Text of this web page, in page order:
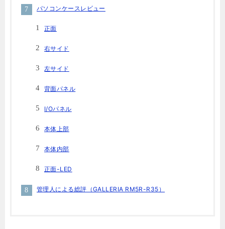
パソコンケースレビュー
正面
右サイド
左サイド
背面パネル
I/Oパネル
本体上部
本体内部
正面-LED
管理人による総評（GALLERIA RM5R-R35）